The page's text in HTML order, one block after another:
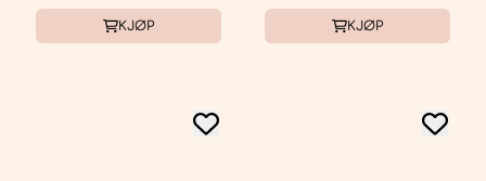
KJØP KJØP